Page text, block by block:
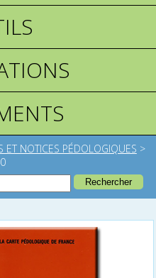
ET NOTICES PÉDOLOGIQUES >